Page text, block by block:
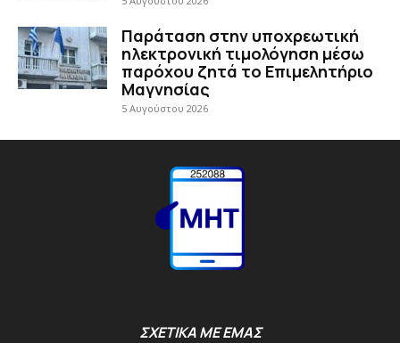
Παράταση στην υποχρεωτική
ηλεκτρονική τιμολόγηση μέσω
παρόχου ζητά το Επιμελητήριο
Μαγνησίας
5 Αυγούστου 2026
ΣΧΕΤΙΚΑ ΜΕ ΕΜΑΣ